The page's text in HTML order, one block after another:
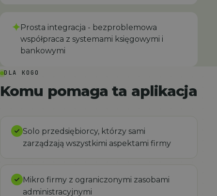
✦Prosta integracja - bezproblemowa
współpraca z systemami księgowymi i
bankowymi
DLA KOGO
Komu pomaga ta aplikacja
Solo przedsiębiorcy, którzy sami
zarządzają wszystkimi aspektami firmy
Mikro firmy z ograniczonymi zasobami
administracyjnymi